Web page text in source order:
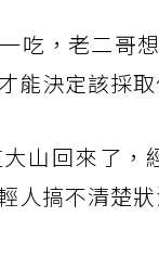
吃，老二哥
能決定該採取
大山回來了，
人搞不清楚